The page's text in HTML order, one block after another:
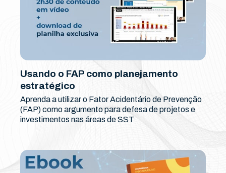
Usando o FAP como planejamento
estratégico
Aprenda a utilizar o Fator Acidentário de Prevenção
(FAP) como argumento para defesa de projetos e
investimentos nas áreas de SST